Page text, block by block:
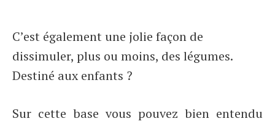
C’est également une jolie façon de
dissimuler, plus ou moins, des légumes.
Destiné aux enfants ?
Sur cette base vous pouvez bien entendu